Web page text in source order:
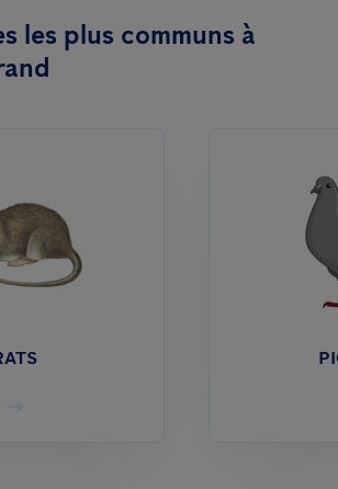
les plus communs à